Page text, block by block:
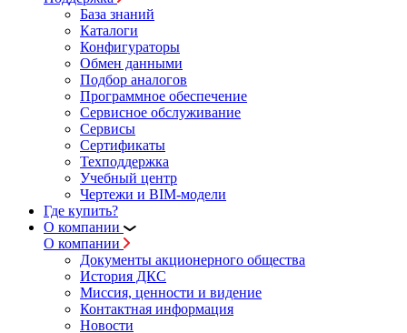
База знаний
Каталоги
Конфигураторы
Обмен данными
Подбор аналогов
Программное обеспечение
Сервисное обслуживание
Сервисы
Сертификаты
Техподдержка
Учебный центр
Чертежи и BIM-модели
Где купить?
О компании
О компании
Документы акционерного общества
История ДКС
Миссия, ценности и видение
Контактная информация
Новости